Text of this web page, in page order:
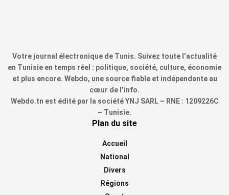
Votre journal électronique de Tunis. Suivez toute l’actualité
en Tunisie en temps réel : politique, société, culture, économie
et plus encore. Webdo, une source fiable et indépendante au
cœur de l’info.
Webdo.tn est édité par la société YNJ SARL – RNE : 1209226C
– Tunisie.
Plan du site
Accueil
National
Divers
Régions